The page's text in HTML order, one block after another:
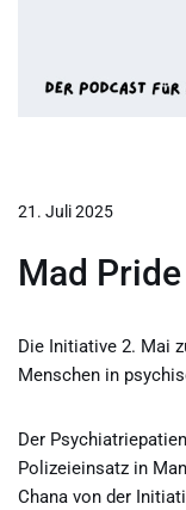
21. Juli 2025
Mad
Die Initiative 2. Mai
Menschen in
Der
Polizeieinsatz in
Chana von der